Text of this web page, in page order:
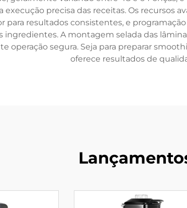
execução precisa das receitas. Os recursos
para resultados consistentes, e
ingredientes. A montagem selada das
operação segura. Seja para preparar
oferece resultados de